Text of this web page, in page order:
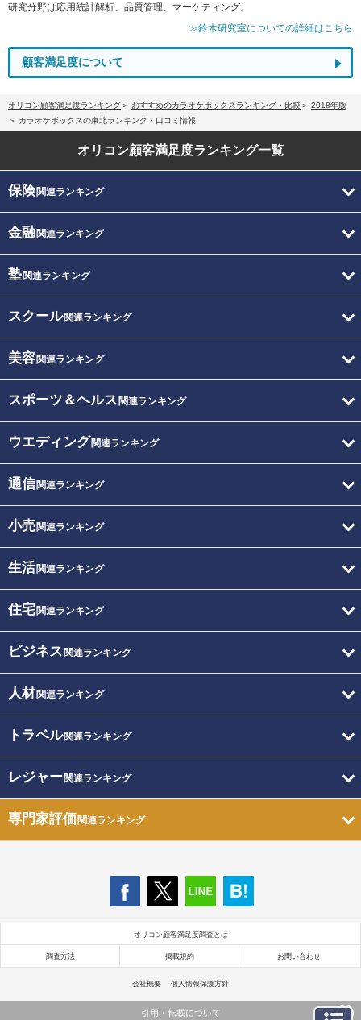
研究分野は応用統計解析、品質管理、マーケティング。
≫鈴木研究室についての詳細はこちら
顧客満足度について
オリコン顧客満足度ランキング おすすめのカラオケボックスランキング・比較
2018年版
カラオケボックスの東北ランキング・口コミ情報
オリコン顧客満足度ランキング一覧
保険関連ランキング
金融関連ランキング
塾関連ランキング
スクール関連ランキング
美容関連ランキング
スポーツ＆ヘルス 関連ランキング
ウエディング関連ランキング
通信関連ランキング
小売関連ランキング
生活関連ランキング
住宅関連ランキング
ビジネス 関連ランキング
人材関連ランキング
トラベル関連ランキング
レジャー関連ランキング
専門家評価関連ランキング
オリコン顧客満足度調査とは
調査方法 掲載規約 お問い合わせ
会社概要 個人情報保護方針
引用・転載について